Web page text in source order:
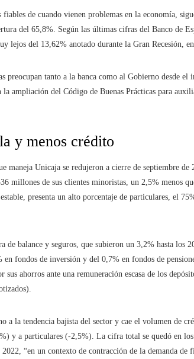
de cuando vienen problemas en la economía,
del 65,8%. Según las últimas cifras del Banco de
lejos del 13,62% anotado durante la Gran Recesión,
preocupan tanto a la banca como al Gobierno desde el
ampliación del Código de Buenas Prácticas para
y menos crédito
maneja Unicaja se redujeron a cierre de septiembre de
millones de sus clientes minoristas, un 2,5% menos
presenta un alto porcentaje de particulares, el
de balance y seguros, que subieron un 3,2% hasta los
fondos de inversión y del 0,7% en fondos de
ahorros ante una remuneración escasa de los
a la tendencia bajista del sector y cae el volumen de
y a particulares (-2,5%). La cifra total se quedó en
“en un contexto de contracción de la demanda de